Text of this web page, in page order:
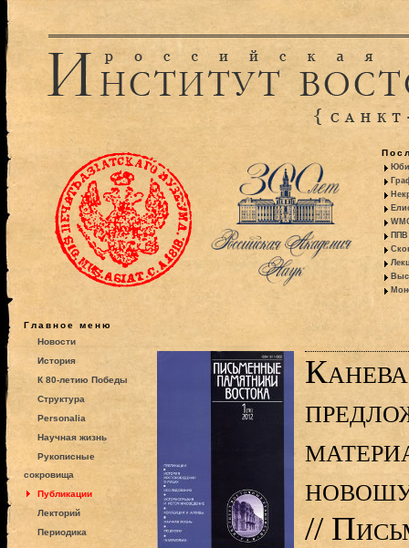
ППВ
Главное меню
Новости
История
К 80-летию Победы
Структура
Personalia
Научная жизнь
Рукописные
сокровища
Публикации
Лекторий
Периодика
//